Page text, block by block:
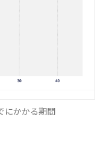
にかかる期間